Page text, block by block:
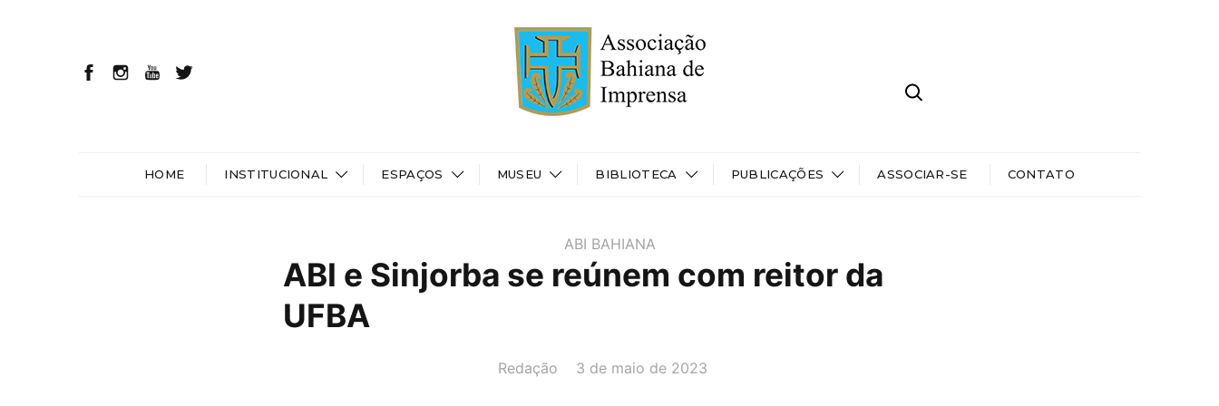
HOME INSTITUCIONAL ESPAÇOS MUSEU BIBLIOTECA PUBLICAÇÕES ASSOCIAR-SE CONTATO
ABI BAHIANA
ABI e Sinjorba se reúnem com reitor da
UFBA
AUTOR(A):
Redação DATA:
3 de maio de 2023